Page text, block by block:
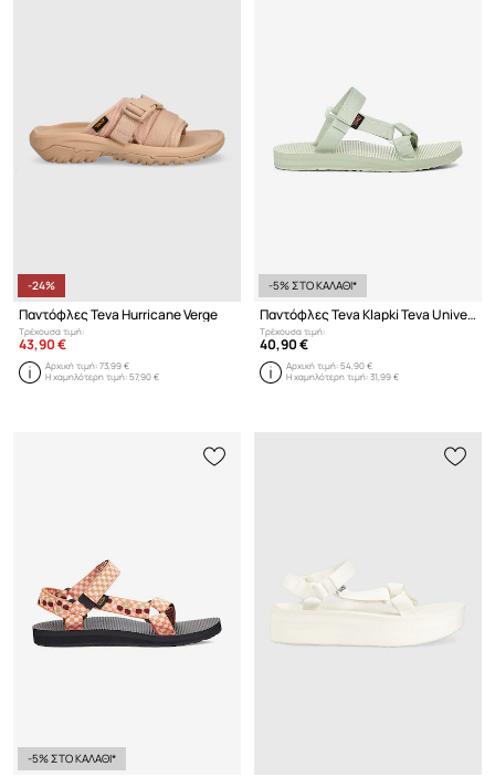
-24%
Παντόφλες Teva Hurricane Verge
Τρέχουσα τιμή:
43,90 €
Αρχική τιμή:73,99 €
Η χαμηλότερη τιμή:57,90 €
-5% ΣΤΟ ΚΑΛΑΘΙ*
Παντόφλες Teva Klapki Teva Universal Slide 1124230 TTBCH
Τρέχουσα τιμή:
40,90 €
Αρχική τιμή:54,90 €
Η χαμηλότερη τιμή:31,99 €
-5% ΣΤΟ ΚΑΛΑΘΙ*